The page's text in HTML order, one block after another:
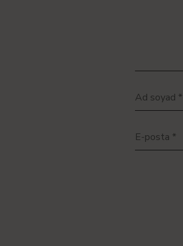
Ad soyad *
E-posta *